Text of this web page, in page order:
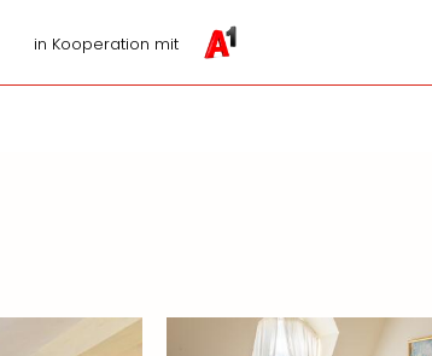
in Kooperation mit